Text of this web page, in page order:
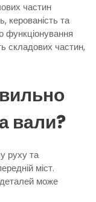
частин
керованість та
функціонування
складових частин,
вали?
руху та
міст.
може